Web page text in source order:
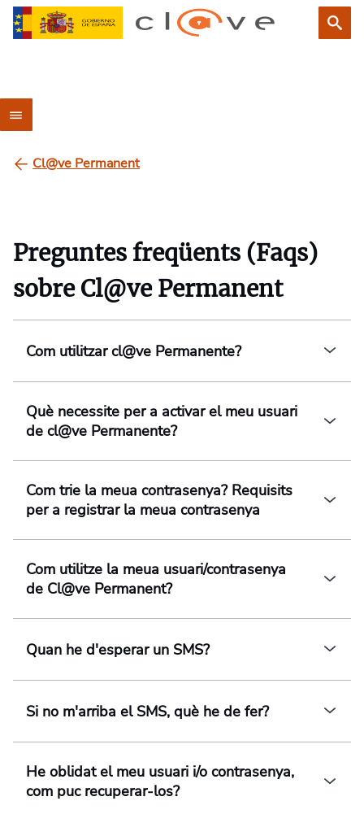
Cl@ve Permanent
Preguntes freqüents (Faqs)
sobre Cl@ve Permanent
Com utilitzar cl@ve Permanente?
Què necessite per a activar el meu usuari
de cl@ve Permanente?
Com trie la meua contrasenya? Requisits
per a registrar la meua contrasenya
Com utilitze la meua usuari/contrasenya
de Cl@ve Permanent?
Quan he d'esperar un SMS?
Si no m'arriba el SMS, què he de fer?
He oblidat el meu usuari i/o contrasenya,
com puc recuperar-los?